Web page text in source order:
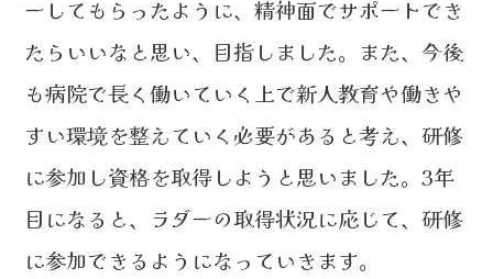
ーしてもらったように、精神面でサポートでき
たらいいなと思い、目指しました。また、今後
も病院で長く働いていく上で新人教育や働きや
すい環境を整えていく必要があると考え、研修
に参加し資格を取得しようと思いました。3年
目になると、ラダーの取得状況に応じて、研修
に参加できるようになっていきます。